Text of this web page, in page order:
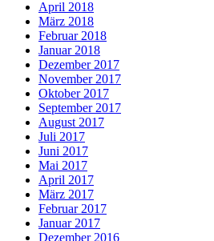
April 2018
März 2018
Februar 2018
Januar 2018
Dezember 2017
November 2017
Oktober 2017
September 2017
August 2017
Juli 2017
Juni 2017
Mai 2017
April 2017
März 2017
Februar 2017
Januar 2017
Dezember 2016